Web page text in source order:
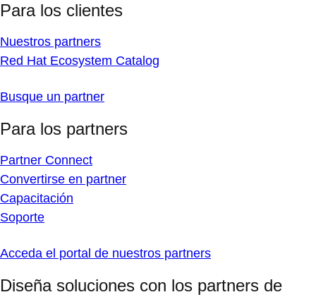
Para los clientes
Nuestros partners
Red Hat Ecosystem Catalog
Busque un partner
Para los partners
Partner Connect
Convertirse en partner
Capacitación
Soporte
Acceda el portal de nuestros partners
Diseña soluciones con los partners de